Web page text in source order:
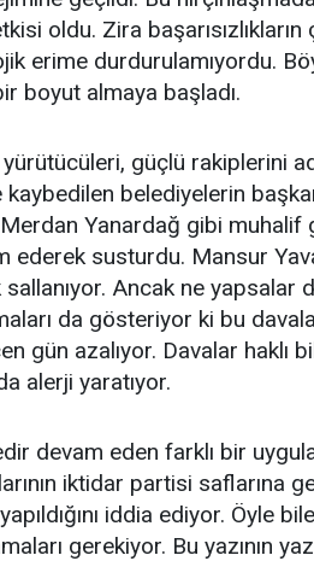
oldu. Zira başarısızlıkların
erime durdurulamıyordu.
boyut almaya başladı.
güçlü rakiplerini
belediyelerin
Yanardağ gibi muhalif
ederek susturdu. Mansur
Ancak ne yapsalar
da gösteriyor ki bu
gün azalıyor. Davalar haklı
alerji yaratıyor.
devam eden farklı bir
iktidar partisi saflarına
iddia ediyor. Öyle
gerekiyor. Bu yazının